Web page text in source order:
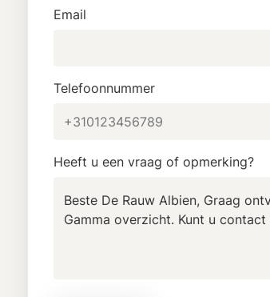
Email
Telefoonnummer
Heeft u een vraag of opmerking?